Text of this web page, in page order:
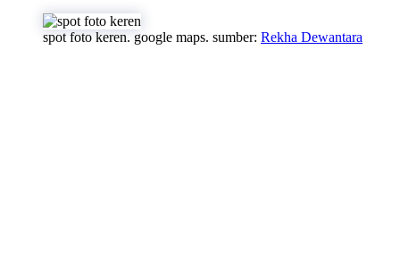
spot foto keren. google maps. sumber: Rekha Dewantara